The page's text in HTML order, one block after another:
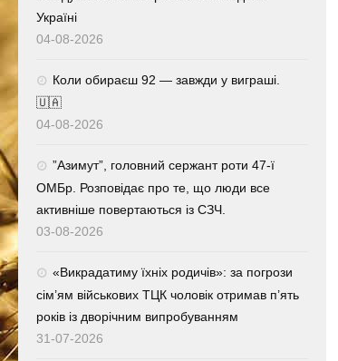
Україні
04-08-2026
Коли обираєш 92 — завжди у виграші.
🇺🇦
04-08-2026
⁨”Азимут”, головний сержант роти 47-ї
ОМБр. Розповідає про те, що люди все
активніше повертаються із СЗЧ.
03-08-2026
«Викрадатиму їхніх родичів»: за погрози
сім’ям військових ТЦК чоловік отримав п’ять
років із дворічним випробуванням
31-07-2026